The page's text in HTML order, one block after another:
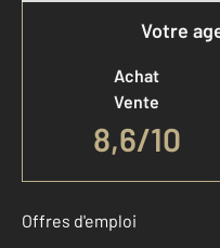
Votre
Achat
Vente
8,6/10
Offres d'emploi